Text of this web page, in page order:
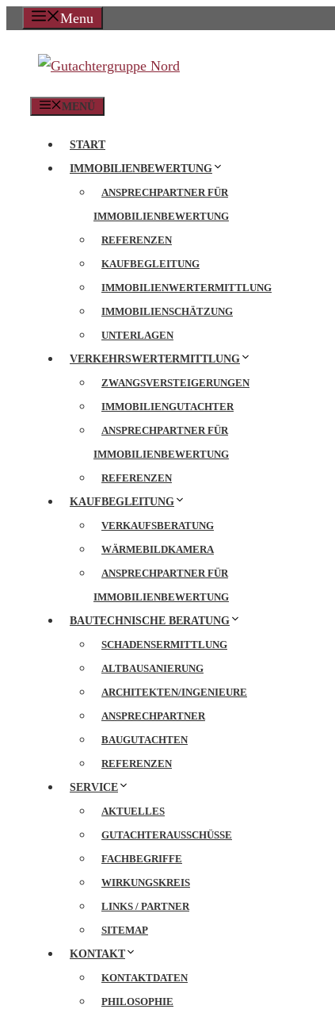
Zum
springen
Menu
MENÜ
START
IMMOBILIENBEWERTUNG
ANSPRECHPARTNER FÜR
IMMOBILIENBEWERTUNG
REFERENZEN
KAUFBEGLEITUNG
IMMOBILIENWERTERMITTLUNG
IMMOBILIENSCHÄTZUNG
UNTERLAGEN
VERKEHRSWERTERMITTLUNG
ZWANGSVERSTEIGERUNGEN
IMMOBILIENGUTACHTER
ANSPRECHPARTNER FÜR
IMMOBILIENBEWERTUNG
REFERENZEN
KAUFBEGLEITUNG
VERKAUFSBERATUNG
WÄRMEBILDKAMERA
ANSPRECHPARTNER FÜR
IMMOBILIENBEWERTUNG
BAUTECHNISCHE BERATUNG
SCHADENSERMITTLUNG
ALTBAUSANIERUNG
ARCHITEKTEN/INGENIEURE
ANSPRECHPARTNER
BAUGUTACHTEN
REFERENZEN
SERVICE
AKTUELLES
GUTACHTERAUSSCHÜSSE
FACHBEGRIFFE
WIRKUNGSKREIS
LINKS / PARTNER
SITEMAP
KONTAKT
KONTAKTDATEN
PHILOSOPHIE